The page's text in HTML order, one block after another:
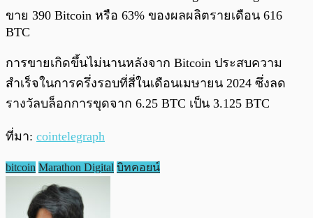
ขาย 390 Bitcoin หรือ 63% ของผลผลิตรายเดือน 616
BTC
การขายเกิดขึ้นไม่นานหลังจาก Bitcoin ประสบความ
สำเร็จในการครึ่งรอบที่สี่ในเดือนเมษายน 2024 ซึ่งลด
รางวัลบล็อกการขุดจาก 6.25 BTC เป็น 3.125 BTC
ที่มา: cointelegraph
bitcoin Marathon Digital บิทคอยน์